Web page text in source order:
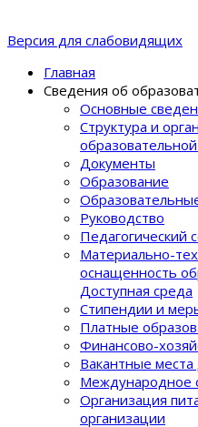
Версия для слабовидящих
Главная
Сведения об
Основные
Структура и
Документы
Образование
Руководство
Педагогический
Материально-
оснащенность
Доступная среда
Стипендии и
Платные
Финансово-
Вакантные
Международное
Организация
организации